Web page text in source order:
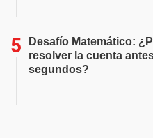
Desafío Matemático:
resolver la cuenta
segundos?